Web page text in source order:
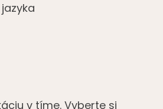
v tíme. Vyberte si